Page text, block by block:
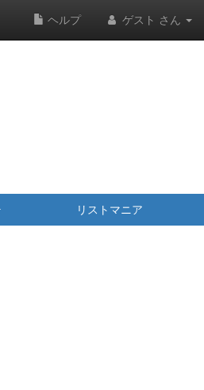
ヘルプ ゲスト さん
リストマニア